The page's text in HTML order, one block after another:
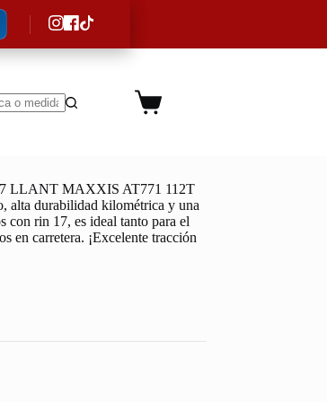
Carro
LLANT MAXXIS AT771 112T
alta durabilidad kilométrica y una
con rin 17, es ideal tanto para el
en carretera. ¡Excelente tracción